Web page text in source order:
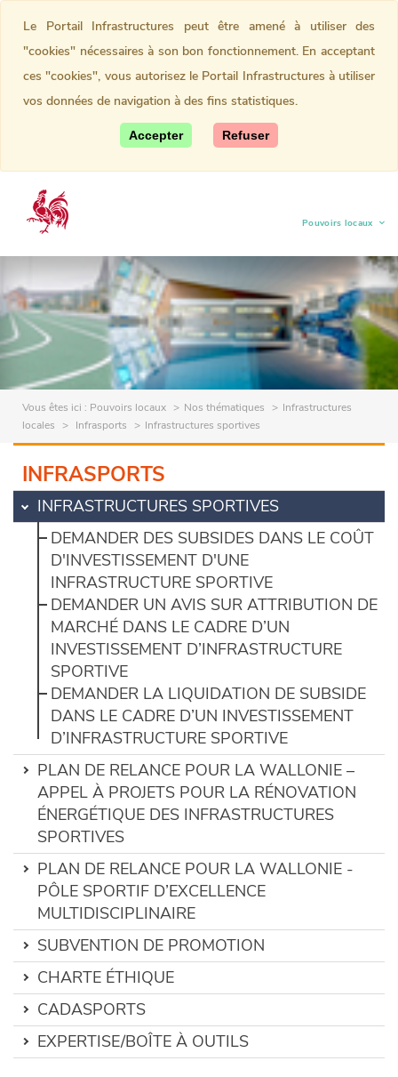
Pouvoirs locaux
(current)
Vous êtes ici : Pouvoirs locaux Nos thématiques
Infrastructures
locales
Infrasports Infrastructures sportives
INFRASPORTS
INFRASTRUCTURES SPORTIVES
DEMANDER DES SUBSIDES DANS LE COÛT
D'INVESTISSEMENT D'UNE
INFRASTRUCTURE SPORTIVE
DEMANDER UN AVIS SUR ATTRIBUTION DE
MARCHÉ DANS LE CADRE D’UN
INVESTISSEMENT D’INFRASTRUCTURE
SPORTIVE
DEMANDER LA LIQUIDATION DE SUBSIDE
DANS LE CADRE D’UN INVESTISSEMENT
D’INFRASTRUCTURE SPORTIVE
PLAN DE RELANCE POUR LA WALLONIE –
APPEL À PROJETS POUR LA RÉNOVATION
ÉNERGÉTIQUE DES INFRASTRUCTURES
SPORTIVES
PLAN DE RELANCE POUR LA WALLONIE -
PÔLE SPORTIF D’EXCELLENCE
MULTIDISCIPLINAIRE
SUBVENTION DE PROMOTION
CHARTE ÉTHIQUE
CADASPORTS
EXPERTISE/BOÎTE À OUTILS
Le Portail Infrastructures peut être amené à utiliser des
"cookies" nécessaires à son bon fonctionnement. En acceptant
ces "cookies", vous autorisez le Portail Infrastructures à utiliser
vos données de navigation à des fins statistiques.
Accepter Refuser